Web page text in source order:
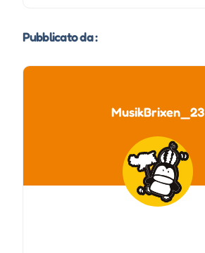
Pubblicato da :
MusikBrixen_23